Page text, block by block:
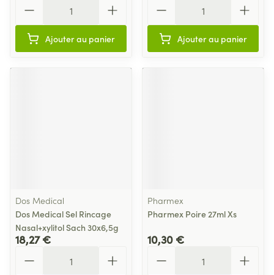
Ajouter au panier Ajouter au panier
Dos Medical
Dos Medical Sel Rincage
Nasal+xylitol Sach 30x6,5g
18,27 €
Pharmex
Pharmex Poire 27ml Xs
10,30 €